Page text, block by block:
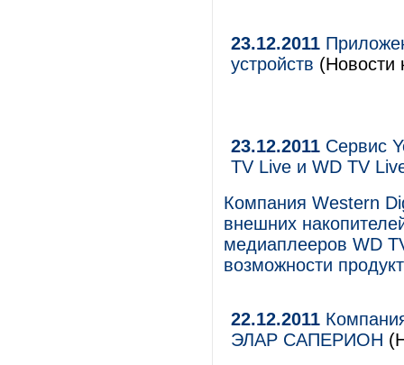
23.12.2011
устройств (Новости
23.12.2011 Сервис
TV Live и WD TV
Компания Western
внешних
медиаплееров WD
возможности
22.12.2011
ЭЛАР САПЕРИОН